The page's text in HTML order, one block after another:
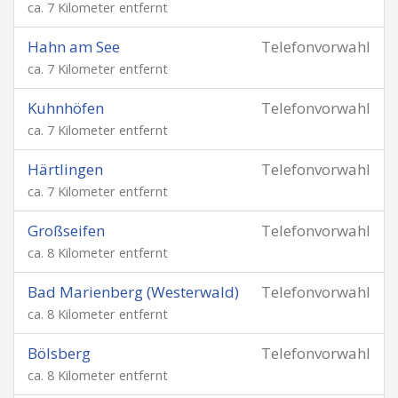
ca. 7 Kilometer entfernt
Telefonvorwahl
Hahn am See
ca. 7 Kilometer entfernt
Telefonvorwahl
Kuhnhöfen
ca. 7 Kilometer entfernt
Telefonvorwahl
Härtlingen
ca. 7 Kilometer entfernt
Telefonvorwahl
Großseifen
ca. 8 Kilometer entfernt
Telefonvorwahl
Bad Marienberg (Westerwald)
ca. 8 Kilometer entfernt
Telefonvorwahl
Bölsberg
ca. 8 Kilometer entfernt